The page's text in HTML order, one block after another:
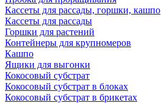
Кассеты для рассады, горшки, кашпо
Кассеты для рассады
Горшки для растений
Контейнеры для крупномеров
Кашпо
Ящики для выгонки
Кокосовый субстрат
Кокосовый субстрат в блоках
Кокосовый субстрат в брикетах